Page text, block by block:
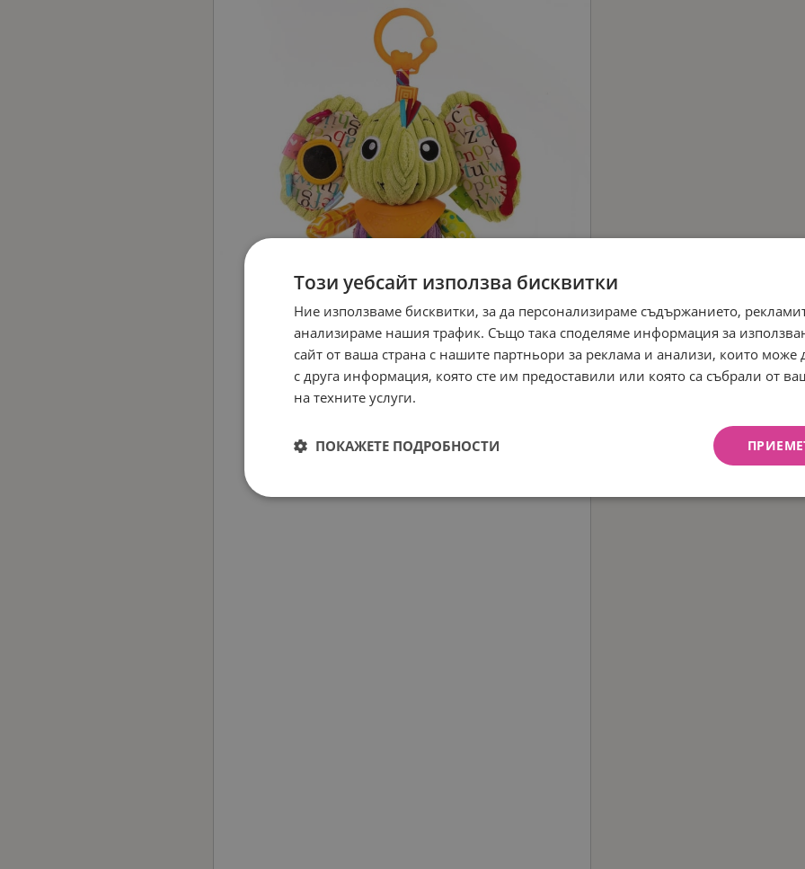
Този уебсайт използва бисквитки
Ние използваме бисквитки, за да персонализираме съдържанието,
анализираме нашия трафик. Също така споделяме информация за
сайт от ваша страна с нашите партньори за реклама и анализи, които може
с друга информация, която сте им предоставили или която са събрали от
на техните услуги.
ПОКАЖЕТЕ ПОДРОБНОСТИ